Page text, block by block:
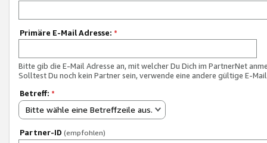
Primäre E-Mail Adresse: *
Bitte gib die E-Mail Adresse an, mit welcher Du Dich im PartnerNet
Solltest Du noch kein Partner sein, verwende eine andere gültige E-
Betreff: *
Bitte wähle eine Betreffzeile aus.
Partner-ID (empfohlen)